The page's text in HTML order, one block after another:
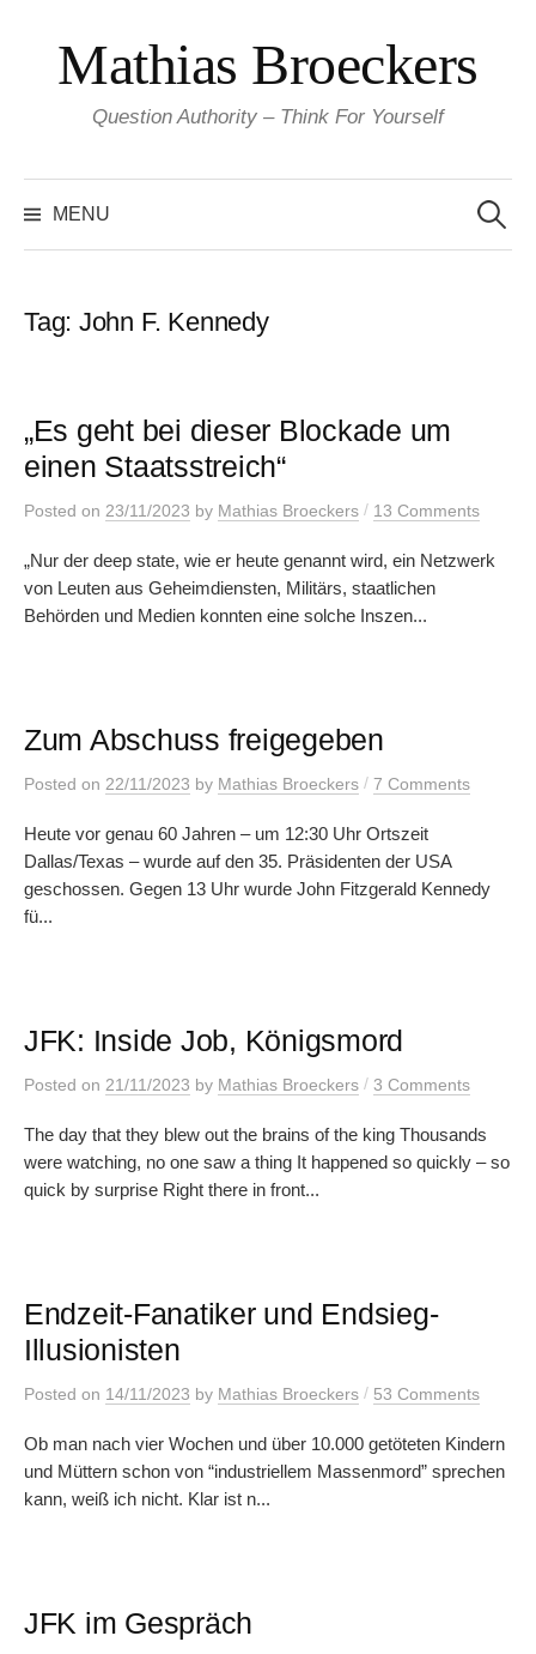
content
Mathias Broeckers
Question Authority – Think For Yourself
MENU
for:
Tag: John F. Kennedy
„Es geht bei dieser Blockade um
einen Staatsstreich“
Posted on 23/11/2023 by Mathias Broeckers / 13 Comments
„Nur der deep state, wie er heute genannt wird, ein Netzwerk
von Leuten aus Geheimdiensten, Militärs, staatlichen
Behörden und Medien konnten eine solche Inszen...
Zum Abschuss freigegeben
Posted on 22/11/2023 by Mathias Broeckers / 7 Comments
Heute vor genau 60 Jahren – um 12:30 Uhr Ortszeit
Dallas/Texas – wurde auf den 35. Präsidenten der USA
geschossen. Gegen 13 Uhr wurde John Fitzgerald Kennedy
fü...
JFK: Inside Job, Königsmord
Posted on 21/11/2023 by Mathias Broeckers / 3 Comments
The day that they blew out the brains of the king Thousands
were watching, no one saw a thing It happened so quickly – so
quick by surprise Right there in front...
Endzeit-Fanatiker und Endsieg-
Illusionisten
Posted on 14/11/2023 by Mathias Broeckers / 53 Comments
Ob man nach vier Wochen und über 10.000 getöteten Kindern
und Müttern schon von “industriellem Massenmord” sprechen
kann, weiß ich nicht. Klar ist n...
JFK im Gespräch